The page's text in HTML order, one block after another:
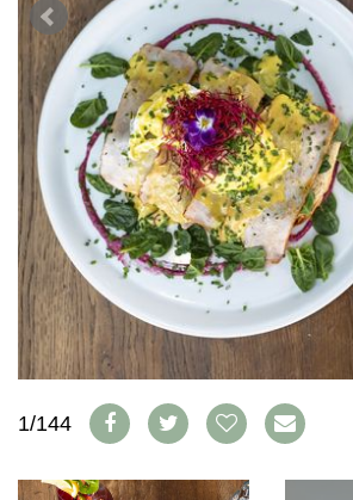
REDAKTION
JOBS
WERBUNG
PRESSE
IMPRESSUM
AGB & DATENSCHUTZ
FAQ
1/144